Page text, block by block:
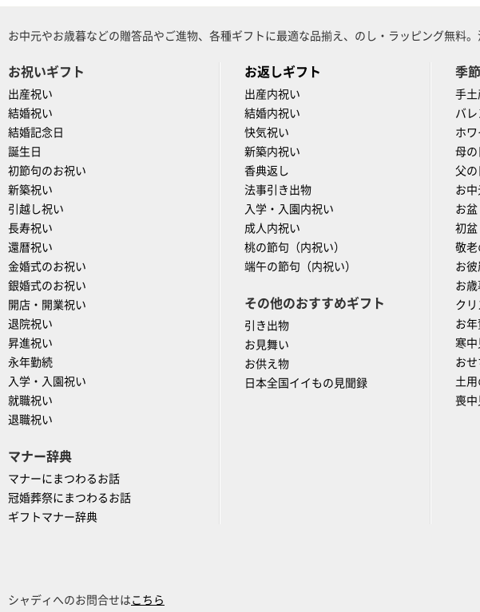
お中元やお歳暮などの贈答品やご進物、各種ギフトに最適な品揃え、のし・ラッピング無料
お祝いギフト
出産祝い
結婚祝い
結婚記念日
誕生日
初節句のお祝い
新築祝い
引越し祝い
長寿祝い
還暦祝い
金婚式のお祝い
銀婚式のお祝い
開店・開業祝い
退院祝い
昇進祝い
永年勤続
入学・入園祝い
就職祝い
退職祝い
マナー辞典
マナーにまつわるお話
冠婚葬祭にまつわるお話
ギフトマナー辞典
お返しギフト
出産内祝い
結婚内祝い
快気祝い
新築内祝い
香典返し
法事引き出物
入学・入園内祝い
成人内祝い
桃の節句（内祝い）
端午の節句（内祝い）
その他のおすすめギフト
引き出物
お見舞い
お供え物
日本全国イイもの見聞録
季
手土
バレ
ホワ
母の
父の
お中
お盆
初盆
敬老
お
お歳
クリ
お年
寒中
おせ
土用
喪中
シャディへのお問合せは こちら